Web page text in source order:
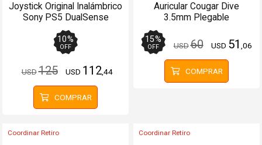
Joystick Original Inalámbrico
Sony PS5 DualSense
Morado
10%
OFF
USD125 USD 112,44
COMPRAR
Auricular Cougar Dive
3.5mm Plegable
PCConsolasCelulares
15%
OFF USD60 USD 51 ,06
COMPRAR
Coordinar Retiro Coordinar Retiro